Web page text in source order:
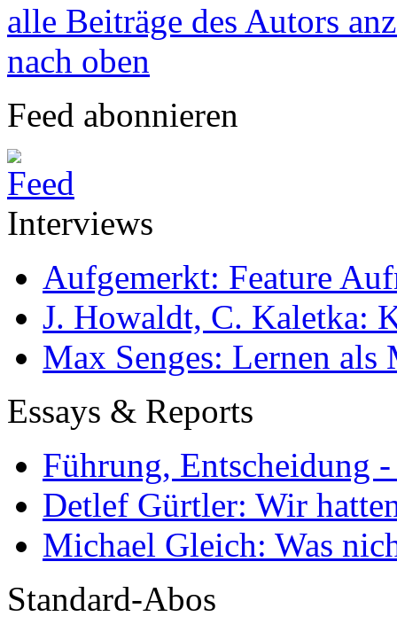
alle Beiträge des Autors
nach oben
Feed abonnieren
Interviews
Aufgemerkt: Feature
J. Howaldt, C. Kaletka:
Max Senges: Lernen als
Essays & Reports
Führung, Entscheidung
Detlef Gürtler: Wir
Michael Gleich: Was
Standard-Abos